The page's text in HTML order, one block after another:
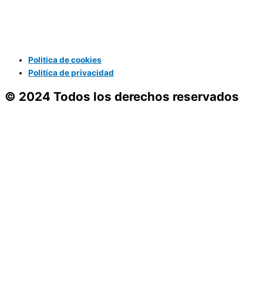
Politica de cookies
Politica de privacidad
© 2024 Todos los derechos reservados